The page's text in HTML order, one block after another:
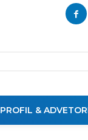
PROFIL &